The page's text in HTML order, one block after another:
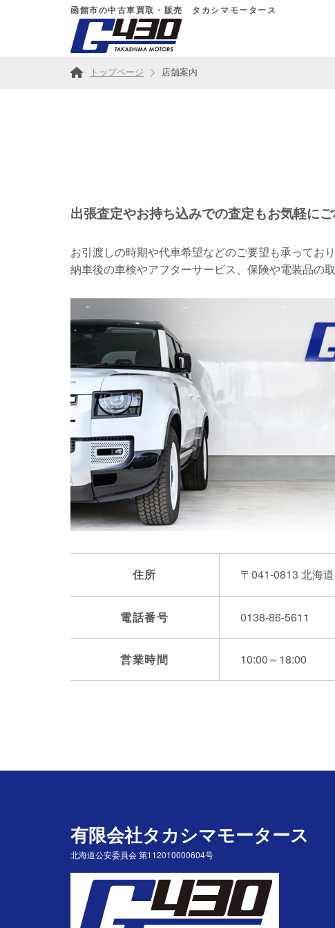
函館市の中古車買取・販売 タカシマモータース
トップページ 店舗案内
出張査定やお持ち込みでの査定もお気軽にご
お引渡しの時期や代車希望などのご要望も承ってお
納車後の車検やアフターサービス、保険や電装品の
住所 〒041-0813 北海
電話番号 0138-86-5611
営業時間 10:00～18:00
有限会社タカシマモータース
北海道公安委員会 第112010000604号